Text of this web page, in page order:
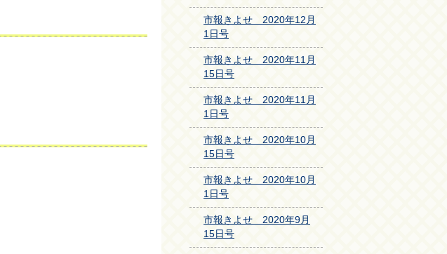
市報きよせ 2020年12月
1日号
市報きよせ 2020年11月
15日号
市報きよせ 2020年11月
1日号
市報きよせ 2020年10月
15日号
市報きよせ 2020年10月
1日号
市報きよせ 2020年9月
15日号